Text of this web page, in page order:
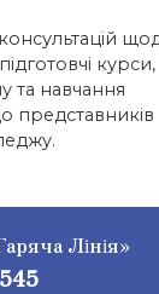
курси,
та навчання
представників
Лінія»